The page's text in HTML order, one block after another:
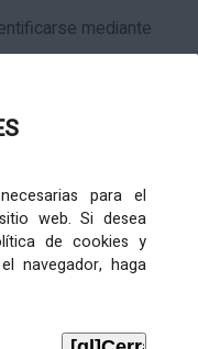
para el
web. Si desea
de cookies y
navegador, haga
mediante